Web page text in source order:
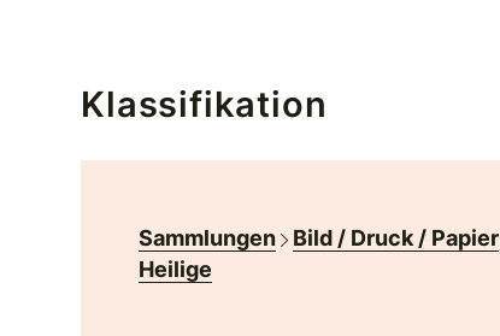
Klassifikation
Sammlungen Bild / Druck / Papier
Heilige